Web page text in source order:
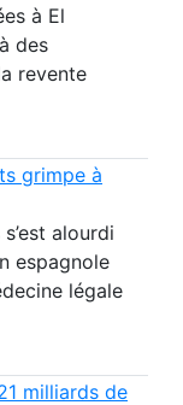
à El
des
revente
grimpe à
alourdi
espagnole
légale
milliards de